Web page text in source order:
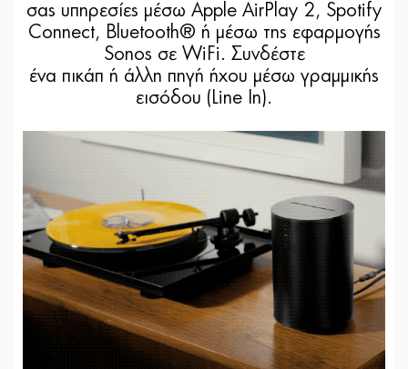
σας υπηρεσίες μέσω Apple AirPlay 2, Spotify
Connect, Bluetooth® ή μέσω της εφαρμογής
Sonos σε WiFi. Συνδέστε
ένα πικάπ ή άλλη πηγή ήχου μέσω γραμμικής
εισόδου (Line In).